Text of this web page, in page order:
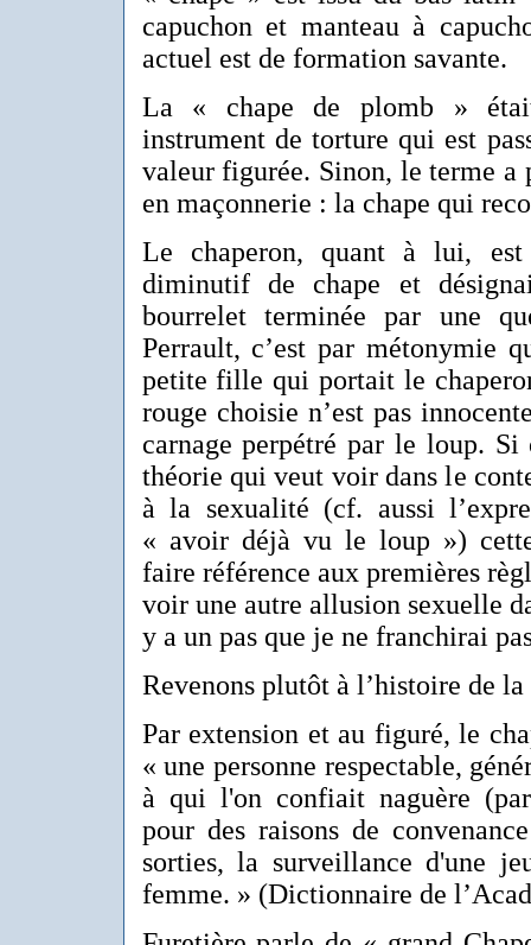
capuchon et manteau à
actuel est de formation savante.
La « chape de plomb »
instrument de torture qui est
valeur figurée. Sinon, le terme a
en maçonnerie : la chape qui
Le chaperon, quant à lui,
diminutif de chape et
bourrelet terminée par une
Perrault, c’est par métonymie
petite fille qui portait le
rouge choisie n’est pas
carnage perpétré par le loup.
théorie qui veut voir dans le
à la sexualité (cf. aussi
« avoir déjà vu le loup »)
faire référence aux premières
voir une autre allusion sexuelle
y a un pas que je ne franchirai
Revenons plutôt à l’histoire de la
Par extension et au figuré, le
« une personne respectable,
à qui l'on confiait naguère
pour des raisons de
sorties, la surveillance d'une
femme. » (Dictionnaire de